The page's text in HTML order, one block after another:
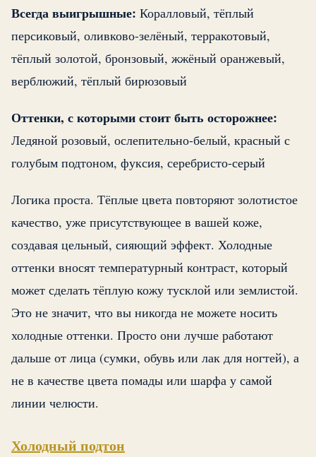
Всегда выигрышные: Коралловый, тёплый
персиковый, оливково-зелёный, терракотовый,
тёплый золотой, бронзовый, жжёный оранжевый,
верблюжий, тёплый бирюзовый
Оттенки, с которыми стоит быть осторожнее:
Ледяной розовый, ослепительно-белый, красный с
голубым подтоном, фуксия, серебристо-серый
Логика проста. Тёплые цвета повторяют золотистое
качество, уже присутствующее в вашей коже,
создавая цельный, сияющий эффект. Холодные
оттенки вносят температурный контраст, который
может сделать тёплую кожу тусклой или землистой.
Это не значит, что вы никогда не можете носить
холодные оттенки. Просто они лучше работают
дальше от лица (сумки, обувь или лак для ногтей), а
не в качестве цвета помады или шарфа у самой
линии челюсти.
Холодный подтон